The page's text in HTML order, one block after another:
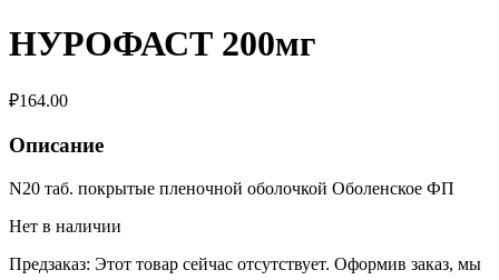
НУРОФАСТ 200мг
₽164.00
Описание
N20 таб. покрытые пленочной оболочкой Оболенское ФП
Нет в наличии
Предзаказ: Этот товар сейчас отсутствует. Оформив заказ, мы